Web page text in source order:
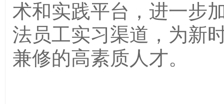
术和实践平台，进一步
法员工实习渠道，为新
兼修的高素质人才。